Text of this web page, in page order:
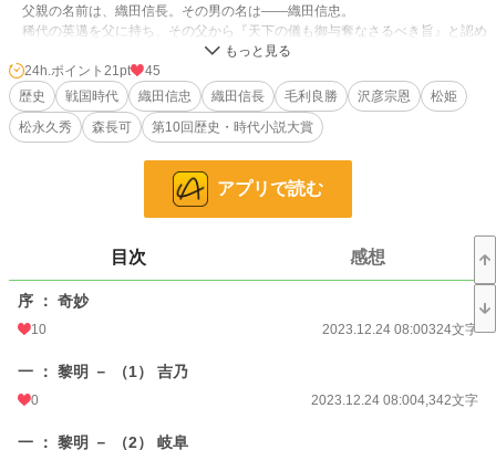
父親の名前は、織田信長。その男の名は――織田信忠。
稀代の英邁を父に持ち、その父から『天下の儀も御与奪なさるべき旨』と認め
られた。しかし、彼は父と同じ日に命を落としてしまう。
明智勢が本能寺に殺到し、信忠は京から脱出する事も可能だった。それなの
に、どうして彼はそれを選ばなかったのか？ その決断の裏には、彼の辿って来
た道が関係していた――。
24,711 位 / 228,744 件
242 位 / 3,219 件
お気に入り
24h.ポイント
文字数 562,014
24h.ポイント 21pt
45
歴史
戦国時代 織田信忠 織田信長 毛利良勝 沢彦宗恩
松姫
松永久秀
森長可 第10回歴史・時代小説大賞
アプリで読む
目次 感想
序 ： 奇妙
10 2023.12.24 08:00324文字
一 ： 黎明 － （1） 吉乃
0 2023.12.24 08:004,342文字
一 ： 黎明 － （2） 岐阜